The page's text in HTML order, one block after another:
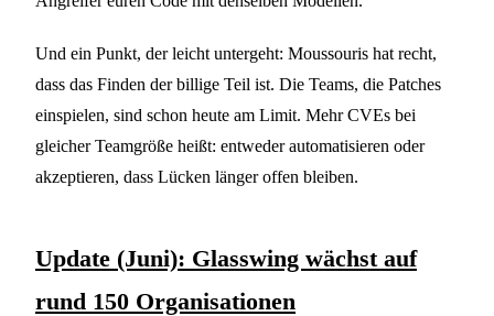
Und ein Punkt, der leicht untergeht: Moussouris hat recht,
dass das Finden der billige Teil ist. Die Teams, die Patches
einspielen, sind schon heute am Limit. Mehr CVEs bei
gleicher Teamgröße heißt: entweder automatisieren oder
akzeptieren, dass Lücken länger offen bleiben.
Update (Juni): Glasswing wächst auf
rund 150 Organisationen